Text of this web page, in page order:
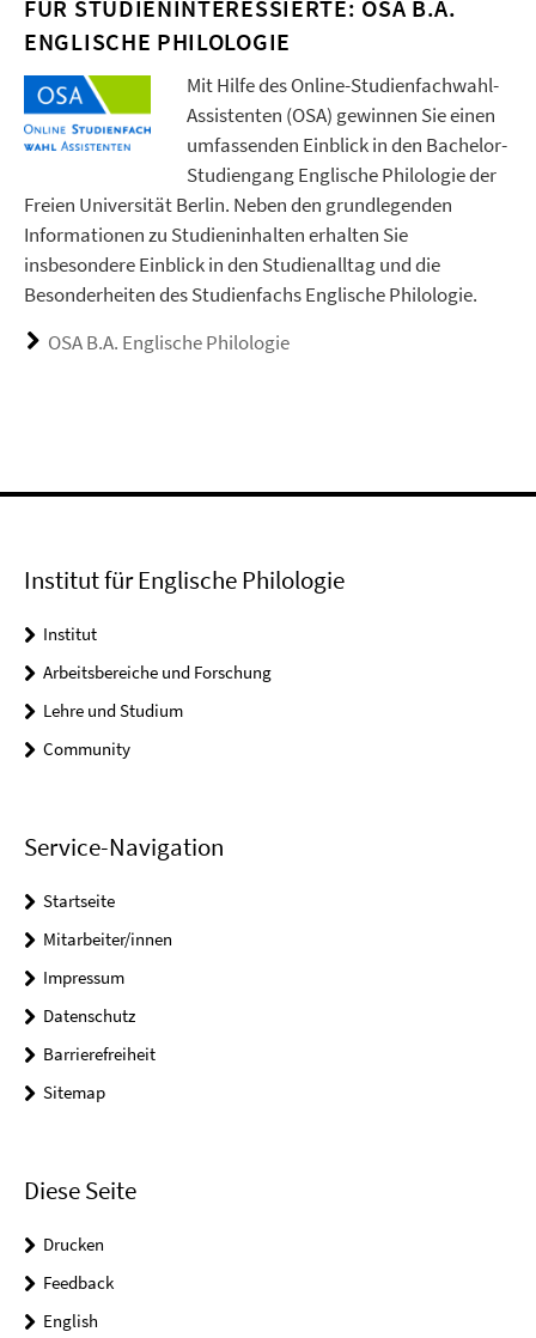
FÜR STUDIENINTERESSIERTE: OSA B.A.
ENGLISCHE PHILOLOGIE
Mit Hilfe des Online-Studienfachwahl-
Assistenten (OSA) gewinnen Sie einen
umfassenden Einblick in den Bachelor-
Studiengang Englische Philologie der
Freien Universität Berlin. Neben den grundlegenden
Informationen zu Studieninhalten erhalten Sie
insbesondere Einblick in den Studienalltag und die
Besonderheiten des Studienfachs Englische Philologie.
OSA B.A. Englische Philologie
Institut für Englische Philologie
Institut
Arbeitsbereiche und Forschung
Lehre und Studium
Community
Service-Navigation
Startseite
Mitarbeiter/innen
Impressum
Datenschutz
Barrierefreiheit
Sitemap
Diese Seite
Drucken
Feedback
English